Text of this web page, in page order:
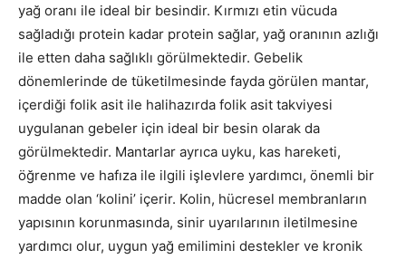
yağ oranı ile ideal bir besindir. Kırmızı etin vücuda
sağladığı protein kadar protein sağlar, yağ oranının azlığı
ile etten daha sağlıklı görülmektedir. Gebelik
dönemlerinde de tüketilmesinde fayda görülen mantar,
içerdiği folik asit ile halihazırda folik asit takviyesi
uygulanan gebeler için ideal bir besin olarak da
görülmektedir. Mantarlar ayrıca uyku, kas hareketi,
öğrenme ve hafıza ile ilgili işlevlere yardımcı, önemli bir
madde olan ‘kolini’ içerir. Kolin, hücresel membranların
yapısının korunmasında, sinir uyarılarının iletilmesine
yardımcı olur, uygun yağ emilimini destekler ve kronik